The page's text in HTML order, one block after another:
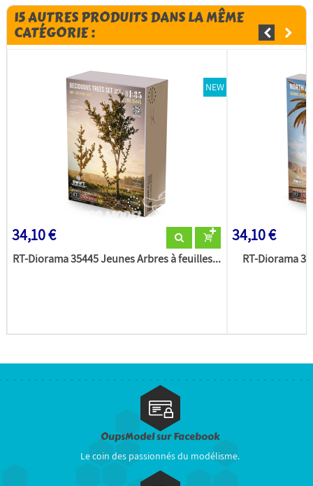
15 AUTRES PRODUITS DANS LA MÊME
CATÉGORIE :
NEW
34,10 €
RT-Diorama 35445 Jeunes Arbres à feuilles...
34,10 €
RT-Diorama
OupsModel sur Facebook
Le coin des passionnés du modélisme.